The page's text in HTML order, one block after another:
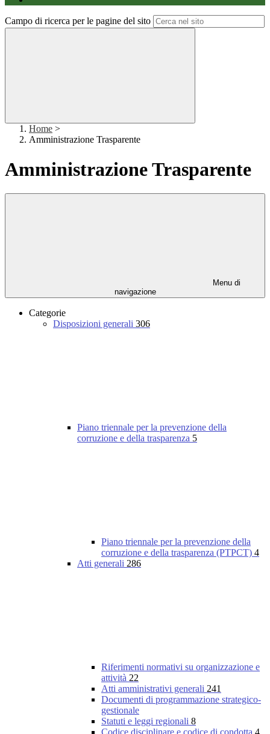
Campo di ricerca per le pagine del sito
Home >
Amministrazione Trasparente
Amministrazione Trasparente
Menu di
navigazione
Categorie
Disposizioni generali 306
Piano triennale per la prevenzione della
corruzione e della trasparenza 5
Piano triennale per la prevenzione della
corruzione e della trasparenza (PTPCT) 4
Atti generali 286
Riferimenti normativi su organizzazione e
attività 22
Atti amministrativi generali 241
Documenti di programmazione strategico-
gestionale
Statuti e leggi regionali 8